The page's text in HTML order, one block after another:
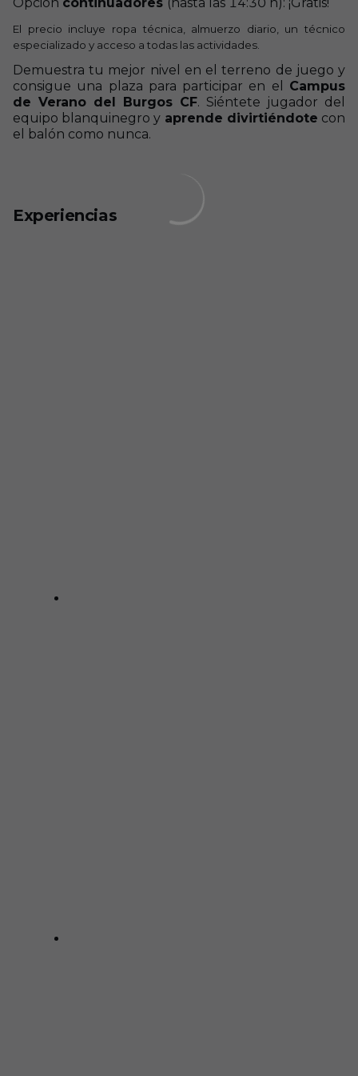
El precio incluye ropa técnica, almuerzo diario, un técnico
especializado y acceso a todas las actividades.
Demuestra tu mejor nivel en el terreno de juego y
consigue una plaza para participar en el Campus
de Verano del Burgos CF. Siéntete jugador del
equipo blanquinegro y aprende divirtiéndote con
el balón como nunca.
Experiencias